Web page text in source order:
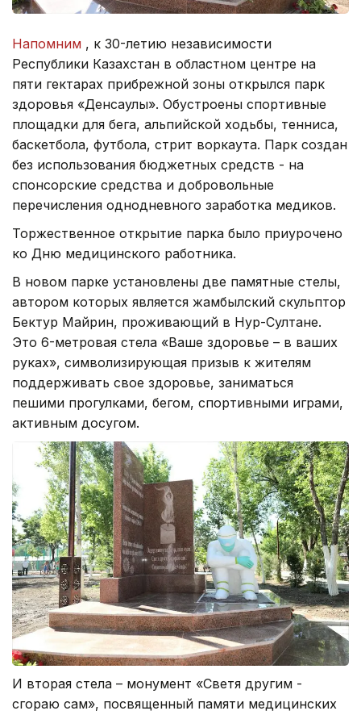
Напомним , к 30-летию независимости
Республики Казахстан в областном центре на
пяти гектарах прибрежной зоны открылся парк
здоровья «Денсаулық». Обустроены спортивные
площадки для бега, альпийской ходьбы, тенниса,
баскетбола, футбола, стрит воркаута. Парк создан
без использования бюджетных средств - на
спонсорские средства и добровольные
перечисления однодневного заработка медиков.
Торжественное открытие парка было приурочено
ко Дню медицинского работника.
В новом парке установлены две памятные стелы,
автором которых является жамбылский скульптор
Бектур Майрин, проживающий в Нур-Султане.
Это 6-метровая стела «Ваше здоровье – в ваших
руках», символизирующая призыв к жителям
поддерживать свое здоровье, заниматься
пешими прогулками, бегом, спортивными играми,
активным досугом.
И вторая стела – монумент «Светя другим -
сгораю сам», посвященный памяти медицинских